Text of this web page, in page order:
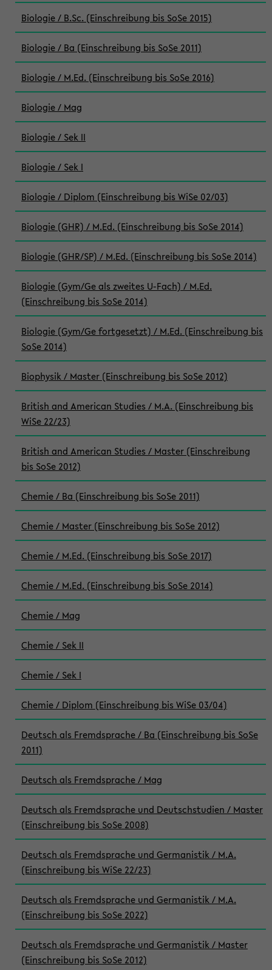
Biologie / B.Sc. (Einschreibung bis SoSe 2015)
Biologie / Ba (Einschreibung bis SoSe 2011)
Biologie / M.Ed. (Einschreibung bis SoSe 2016)
Biologie / Mag
Biologie / Sek II
Biologie / Sek I
Biologie / Diplom (Einschreibung bis WiSe 02/03)
Biologie (GHR) / M.Ed. (Einschreibung bis SoSe 2014)
Biologie (GHR/SP) / M.Ed. (Einschreibung bis SoSe 2014)
Biologie (Gym/Ge als zweites U-Fach) / M.Ed.
(Einschreibung bis SoSe 2014)
Biologie (Gym/Ge fortgesetzt) / M.Ed. (Einschreibung bis
SoSe 2014)
Biophysik / Master (Einschreibung bis SoSe 2012)
British and American Studies / M.A. (Einschreibung bis
WiSe 22/23)
British and American Studies / Master (Einschreibung
bis SoSe 2012)
Chemie / Ba (Einschreibung bis SoSe 2011)
Chemie / Master (Einschreibung bis SoSe 2012)
Chemie / M.Ed. (Einschreibung bis SoSe 2017)
Chemie / M.Ed. (Einschreibung bis SoSe 2014)
Chemie / Mag
Chemie / Sek II
Chemie / Sek I
Chemie / Diplom (Einschreibung bis WiSe 03/04)
Deutsch als Fremdsprache / Ba (Einschreibung bis SoSe
2011)
Deutsch als Fremdsprache / Mag
Deutsch als Fremdsprache und Deutschstudien / Master
(Einschreibung bis SoSe 2008)
Deutsch als Fremdsprache und Germanistik / M.A.
(Einschreibung bis WiSe 22/23)
Deutsch als Fremdsprache und Germanistik / M.A.
(Einschreibung bis SoSe 2022)
Deutsch als Fremdsprache und Germanistik / Master
(Einschreibung bis SoSe 2012)